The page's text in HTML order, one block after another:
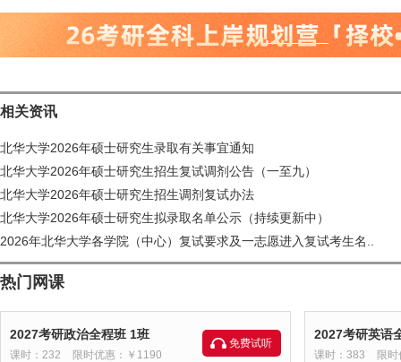
相关资讯
北华大学2026年硕士研究生录取有关事宜通知
北华大学2026年硕士研究生招生复试调剂公告（一至九）
北华大学2026年硕士研究生招生调剂复试办法
北华大学2026年硕士研究生拟录取名单公示（持续更新中）
2026年北华大学各学院（中心）复试要求及一志愿进入复试考生名..
热门网课
2027考研政治全程班 1班
课时：232 限时优惠：￥1190
免费试听
2027考研英语
课时：383 限